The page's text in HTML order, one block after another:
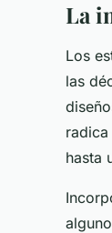
La
Los
las
hasta